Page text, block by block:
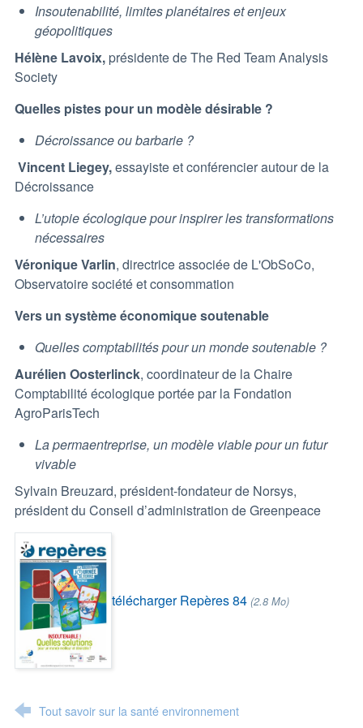
Insoutenabilité, limites planétaires et enjeux
géopolitiques
Hélène Lavoix,présidente de The Red Team Analysis
Society
Quelles pistes pour un modèle désirable ?
Décroissance ou barbarie ?
Vincent Liegey,essayiste et conférencier autour de la
Décroissance
L’utopie écologique pour inspirer les transformations
nécessaires
Véronique Varlin, directrice associée de L'ObSoCo,
Observatoire société et consommation
Vers un système économique soutenable
Quelles comptabilités pour un monde soutenable ?
Aurélien Oosterlinck, coordinateur de la Chaire
Comptabilité écologique portée par la Fondation
AgroParisTech
La permaentreprise, un modèle viable pour un futur
vivable
Sylvain Breuzard, président-fondateur de Norsys,
président du Conseil d’administration de Greenpeace
télécharger Repères 84 (2.8 Mo)
Tout savoir sur la santé environnement